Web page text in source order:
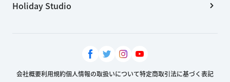
Holiday Studio
会社概要利用規約個人情報の取扱いについて特定商取引法に基づく表記